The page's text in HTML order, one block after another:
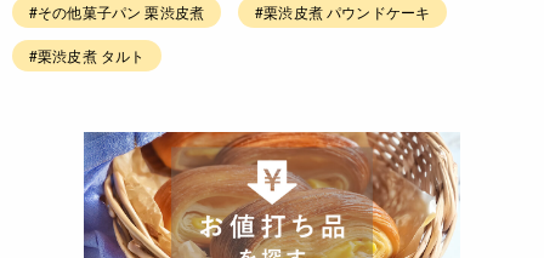
#その他菓子パン 栗渋皮煮 #栗渋皮煮 パウンドケーキ
#栗渋皮煮 タルト